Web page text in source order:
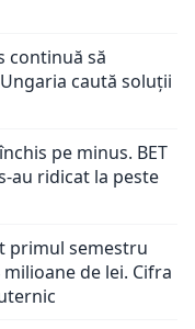
continuă să
caută soluții
pe minus. BET
au ridicat la peste
primul semestru
de lei. Cifra